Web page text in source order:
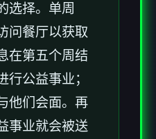
选择。单周
问餐厅以获取
在第五个周结
行公益事业；
他们会面。再
事业就会被送